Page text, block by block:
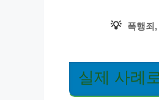
💡 폭행죄
실제 사례